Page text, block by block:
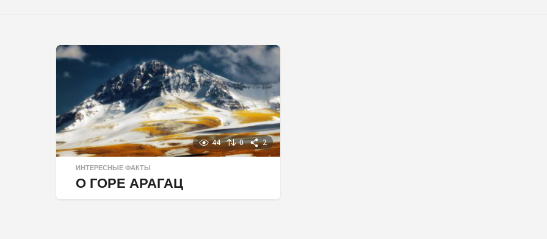
44 0 2
ИНТЕРЕСНЫЕ ФАКТЫ
О ГОРЕ АРАГАЦ